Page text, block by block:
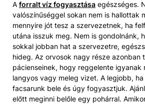
A forralt víz fogyasztása egészséges.
valószínűséggel sokan nem is hallottak
mennyire jót tesz a szervezetnek, ha
utána isszuk meg. Nem is gondolnánk,
sokkal jobban hat a szervezetre,
hideg. Az orvosok nagy része azonban
pácienseinek, hogy reggelente igyanak
langyos vagy meleg vizet. A legjobb,
facsarunk bele és úgy fogyasztjuk.
előtt meginni belőle egy pohárral.